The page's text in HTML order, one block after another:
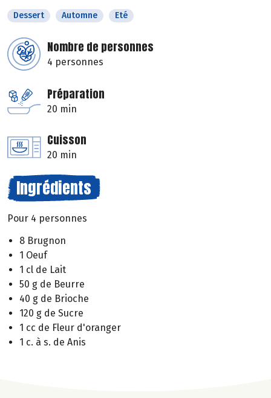
Dessert Automne Eté
Nombre de personnes
4 personnes
Préparation
20 min
Cuisson
20 min
Ingrédients
Pour 4 personnes
8 Brugnon
1 Oeuf
1 cl de Lait
50 g de Beurre
40 g de Brioche
120 g de Sucre
1 cc de Fleur d'oranger
1 c. à s. de Anis